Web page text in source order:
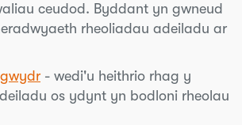
ceudod. Byddant yn gwneud
rheoliadau adeiladu ar
- wedi'u heithrio rhag y
os ydynt yn bodloni rheolau